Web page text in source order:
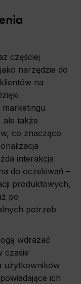
częściej
narzędzie do
na
ale także
co znacząco
interakcja
do oczekiwań –
produktowych,
po
potrzeb
wdrażać
czasie
użytkowników
ich